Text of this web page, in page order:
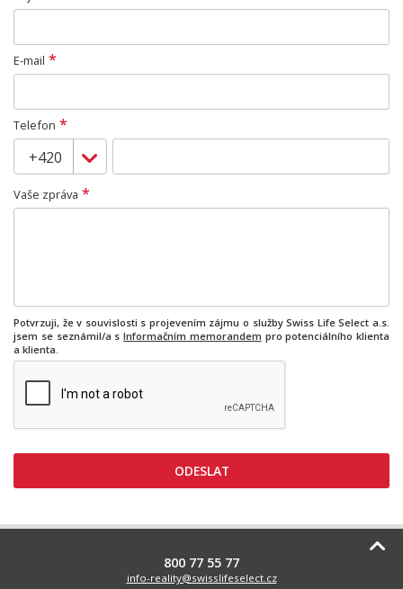
E-mail *
Telefon *
Vaše zpráva *
Potvrzuji, že v souvislosti s projevením zájmu o služby Swiss Life Select a.s.
jsem se seznámil/a s Informačním memorandem pro potenciálního klienta
a klienta.
800 77 55 77
info-reality@swisslifeselect.cz